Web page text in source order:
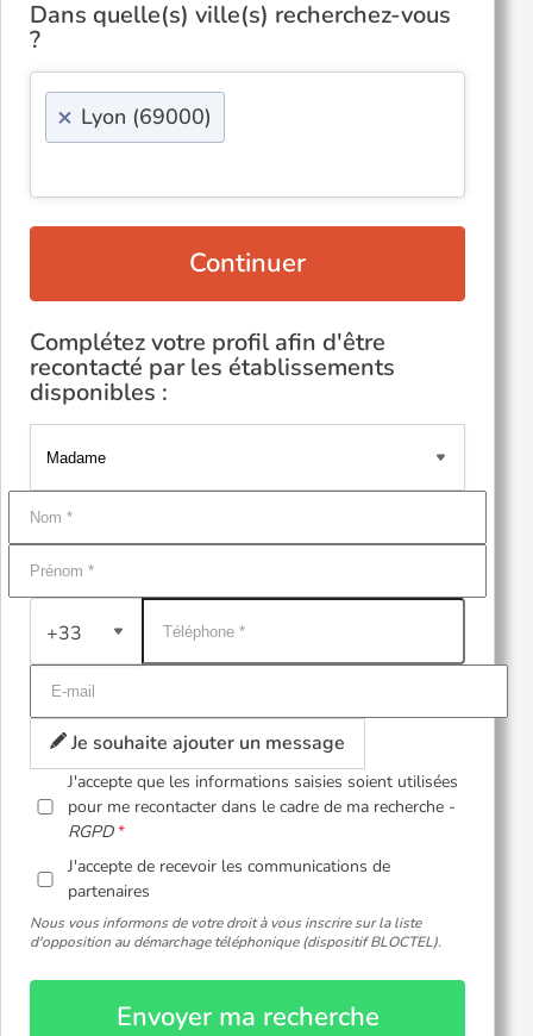
Dans quelle(s) ville(s) recherchez-vous
?
× Lyon (69000)
Continuer
Complétez votre profil afin d'être
recontacté par les établissements
disponibles :
+33
Je souhaite ajouter un message
J'accepte que les informations saisies soient utilisées
pour me recontacter dans le cadre de ma recherche -
RGPD
J'accepte de recevoir les communications de
partenaires
Nous vous informons de votre droit à vous inscrire sur la liste
d'opposition au démarchage téléphonique (dispositif BLOCTEL).
Envoyer ma recherche